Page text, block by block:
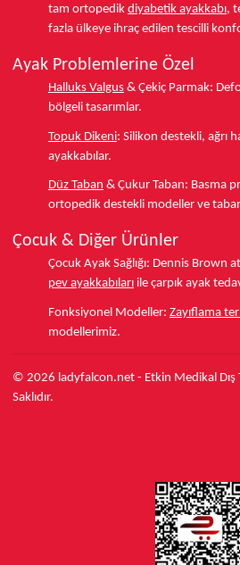
tam ortopedik diyabetik ayakkabı,
fazla ülkeye ihraç edilen tescilli
Ayak Problemlerine Özel
Halluks Valgus & Çekiç Parmak:
bölgeli tasarımlar.
Topuk Dikeni: Silikon destekli, ağrı
ayakkabılar.
Düz Taban & Çukur Taban: Basma
ortopedik destekli modeller ve
Çocuk & Diğer Ürünler
Çocuk Ayak Sağlığı: Dennis Brown
pev ayakkabıları ile çarpık ayak
Fonksiyonel Modeller: Zayıflama
modellerimiz.
© 2026 ladyfalcon.net - Etkin Medikal Dış
Saklıdır.